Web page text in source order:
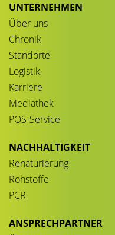
UNTERNEHMEN
Über uns
Chronik
Standorte
Logistik
Karriere
Mediathek
POS-Service
NACHHALTIGKEIT
Renaturierung
Rohstoffe
PCR
ANSPRECHPARTNER